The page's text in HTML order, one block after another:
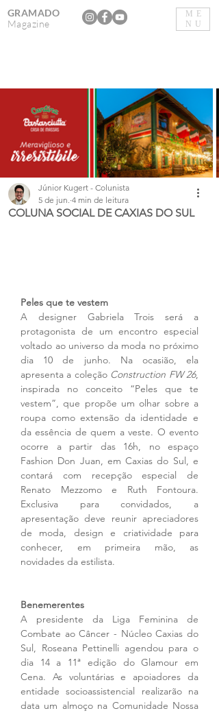
ME
NU
GRAMADO
Magazine
COLUNA SOCIAL DE CAXIAS DO SUL
Júnior Kugert - Colunista
5 de jun. 4 min de leitura
Peles que te vestem
A designer Gabriela Trois será a
protagonista de um encontro especial
voltado ao universo da moda no próximo
dia 10 de junho. Na ocasião, ela
apresenta a coleção Construction FW 26,
inspirada no conceito “Peles que te
vestem”, que propõe um olhar sobre a
roupa como extensão da identidade e
da essência de quem a veste. O evento
ocorre a partir das 16h, no espaço
Fashion Don Juan, em Caxias do Sul, e
contará com recepção especial de
Renato Mezzomo e Ruth Fontoura.
Exclusiva para convidados, a
apresentação deve reunir apreciadores
de moda, design e criatividade para
conhecer, em primeira mão, as
novidades da estilista.
Benemerentes
A presidente da Liga Feminina de
Combate ao Câncer - Núcleo Caxias do
Sul, Roseana Pettinelli agendou para o
dia 14 a 11ª edição do Glamour em
Cena. As voluntárias e apoiadores da
entidade socioassistencial realizarão na
data um almoço na Comunidade Nossa